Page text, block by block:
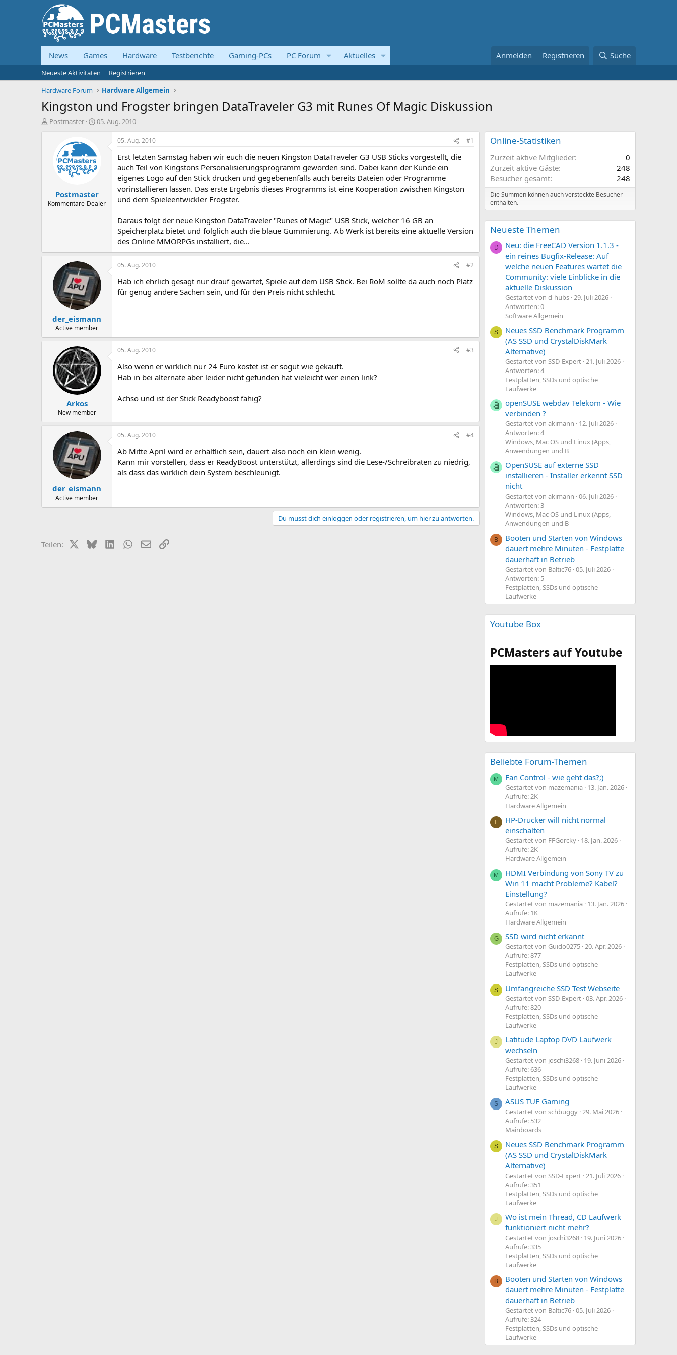
News Games Hardware Testberichte Gaming-PCs PC Forum Aktuelles Anmelden Registrieren Suche
Neueste Aktivitäten
Registrieren
Hardware Forum
Hardware Allgemein
Kingston und Frogster bringen DataTraveler G3 mit Runes Of Magic Diskussion
E
Postmaster
E
e
l
a
m
05. Aug. 2010
Postmaster
Kommentare-Dealer
05. Aug. 2010 #1
Erst letzten Samstag haben wir euch die neuen Kingston DataTraveler G3 USB Sticks vorgestellt, die
auch Teil von Kingstons Personalisierungsprogramm geworden sind. Dabei kann der Kunde ein
eigenes Logo auf den Stick drucken und gegebenenfalls auch bereits Dateien oder Programme
vorinstallieren lassen. Das erste Ergebnis dieses Programms ist eine Kooperation zwischen Kingston
und dem Spieleentwickler Frogster.
Daraus folgt der neue Kingston DataTraveler "Runes of Magic" USB Stick, welcher 16 GB an
Speicherplatz bietet und folglich auch die blaue Gummierung. Ab Werk ist bereits eine aktuelle Version
des Online MMORPGs installiert, die...
der_eismann
Active member
05. Aug. 2010 #2
Hab ich ehrlich gesagt nur drauf gewartet, Spiele auf dem USB Stick. Bei RoM sollte da auch noch Platz
für genug andere Sachen sein, und für den Preis nicht schlecht.
Arkos
New member
05. Aug. 2010 #3
Also wenn er wirklich nur 24 Euro kostet ist er sogut wie gekauft.
Hab in bei alternate aber leider nicht gefunden hat vieleicht wer einen link?
Achso und ist der Stick Readyboost fähig?
der_eismann
Active member
05. Aug. 2010 #4
Ab Mitte April wird er erhältlich sein, dauert also noch ein klein wenig.
Kann mir vorstellen, dass er ReadyBoost unterstützt, allerdings sind die Lese-/Schreibraten zu niedrig,
als dass das wirklich dein System beschleunigt.
Du musst dich einloggen oder registrieren, um hier zu antworten.
Teilen: X (Twitter)
BlueskyLinkedInWhatsApp
E-MailLink
Online-Statistiken
Zurzeit aktive Mitglieder
0
Zurzeit aktive Gäste
248
Besucher gesamt
248
Die Summen können auch versteckte Besucher
enthalten.
Neueste Themen
D
Neu: die FreeCAD Version 1.1.3 -
ein reines Bugfix-Release: Auf
welche neuen Features wartet die
Community: viele Einblicke in die
aktuelle Diskussion
Gestartet von d-hubs 29. Juli 2026
Antworten: 0
Software Allgemein
S
Neues SSD Benchmark Programm
(AS SSD und CrystalDiskMark
Alternative)
Gestartet von SSD-Expert 21. Juli 2026
Antworten: 4
Festplatten, SSDs und optische
Laufwerke
openSUSE webdav Telekom - Wie
verbinden ?
Gestartet von akimann
12. Juli 2026
Antworten: 4
Windows, Mac OS und Linux (Apps,
Anwendungen und B
OpenSUSE auf externe SSD
installieren - Installer erkennt SSD
nicht
Gestartet von akimann 06. Juli 2026
Antworten: 3
Windows, Mac OS und Linux (Apps,
Anwendungen und B
B
Booten und Starten von Windows
dauert mehre Minuten - Festplatte
dauerhaft in Betrieb
Gestartet von Baltic76 05. Juli 2026
Antworten: 5
Festplatten, SSDs und optische
Laufwerke
Youtube Box
PCMasters auf Youtube
Beliebte Forum-Themen
M Fan Control - wie geht das?;)
Gestartet von mazemania 13. Jan. 2026
Aufrufe: 2K
Hardware Allgemein
F
HP-Drucker will nicht normal
einschalten
Gestartet von FFGorcky 18. Jan. 2026
Aufrufe: 2K
Hardware Allgemein
M
HDMI Verbindung von Sony TV zu
Win 11 macht Probleme? Kabel?
Einstellung?
Gestartet von mazemania 13. Jan. 2026
Aufrufe: 1K
Hardware Allgemein
G SSD wird nicht erkannt
Gestartet von Guido0275 20. Apr. 2026
Aufrufe: 877
Festplatten, SSDs und optische
Laufwerke
S Umfangreiche SSD Test Webseite
Gestartet von SSD-Expert 03. Apr. 2026
Aufrufe: 820
Festplatten, SSDs und optische
Laufwerke
J
Latitude Laptop DVD Laufwerk
wechseln
Gestartet von joschi3268 19. Juni 2026
Aufrufe: 636
Festplatten, SSDs und optische
Laufwerke
S ASUS TUF Gaming
Gestartet von schbuggy 29. Mai 2026
Aufrufe: 532
Mainboards
S
Neues SSD Benchmark Programm
(AS SSD und CrystalDiskMark
Alternative)
Gestartet von SSD-Expert 21. Juli 2026
Aufrufe: 351
Festplatten, SSDs und optische
Laufwerke
J
Wo ist mein Thread, CD Laufwerk
funktioniert nicht mehr?
Gestartet von joschi3268 19. Juni 2026
Aufrufe: 335
Festplatten, SSDs und optische
Laufwerke
B
Booten und Starten von Windows
dauert mehre Minuten - Festplatte
dauerhaft in Betrieb
Gestartet von Baltic76 05. Juli 2026
Aufrufe: 324
Festplatten, SSDs und optische
Laufwerke